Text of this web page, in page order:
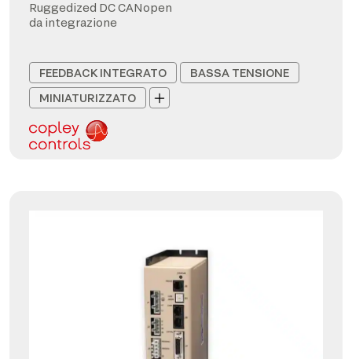
Ruggedized DC CANopen
da integrazione
FEEDBACK INTEGRATO
BASSA TENSIONE
MINIATURIZZATO